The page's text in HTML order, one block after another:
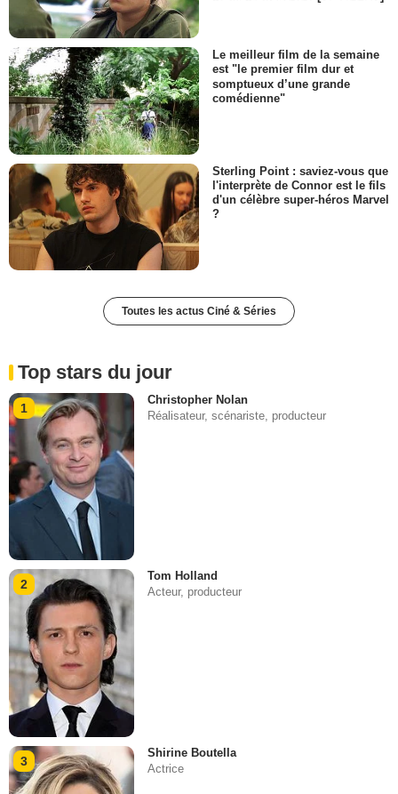
Le meilleur film de la semaine
est "le premier film dur et
somptueux d’une grande
comédienne"
Sterling Point : saviez-vous que
l'interprète de Connor est le fils
d'un célèbre super-héros Marvel
?
Toutes les actus Ciné & Séries
Top stars du jour
1
Christopher Nolan
Réalisateur, scénariste, producteur
2
Tom Holland
Acteur, producteur
3
Shirine Boutella
Actrice